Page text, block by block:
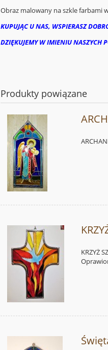
Obraz malowany na szkle farbami
KUPUJĄC U NAS, WSPIERASZ
DZIĘKUJEMY W IMIENIU NASZYCH
Produkty powiązane
KRZYŻ